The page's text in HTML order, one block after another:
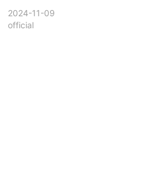
2024-11-09
official